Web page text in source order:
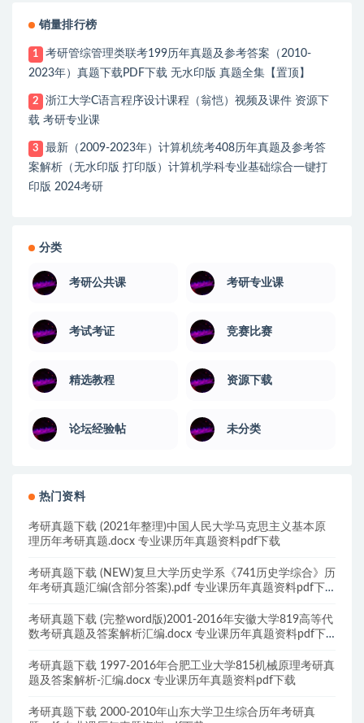
销量排行榜
1
考研管综管理类联考199历年真题及参考答案（2010-
2023年）真题下载PDF下载 无水印版 真题全集【置顶】
2
浙江大学C语言程序设计课程（翁恺）视频及课件 资源下
载 考研专业课
3
最新（2009-2023年）计算机统考408历年真题及参考答
案解析（无水印版 打印版）计算机学科专业基础综合一键打
印版 2024考研
分类
考研公共课 考研专业课
考试考证 竞赛比赛
精选教程 资源下载
论坛经验帖 未分类
热门资料
考研真题下载 (2021年整理)中国人民大学马克思主义基本原
理历年考研真题.docx 专业课历年真题资料pdf下载
考研真题下载 (NEW)复旦大学历史学系《741历史学综合》历
年考研真题汇编(含部分答案).pdf 专业课历年真题资料pdf下
考研真题下载 (完整word版)2001-2016年安徽大学819高等代
数考研真题及答案解析汇编.docx 专业课历年真题资料pdf下
考研真题下载 1997-2016年合肥工业大学815机械原理考研真
题及答案解析-汇编.docx 专业课历年真题资料pdf下载
考研真题下载 2000-2010年山东大学卫生综合历年考研真